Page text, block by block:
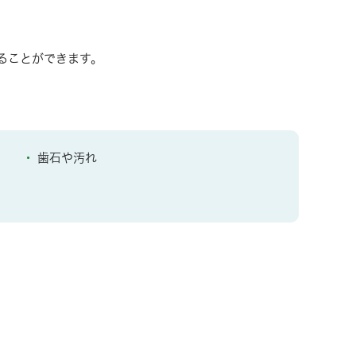
とができます。
歯石や汚れ